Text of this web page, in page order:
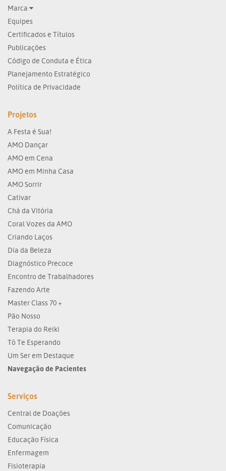
Marca
Equipes
Certificados e Títulos
Publicações
Código de Conduta e Ética
Planejamento Estratégico
Política de Privacidade
Projetos
A Festa é Sua!
AMO Dançar
AMO em Cena
AMO em Minha Casa
AMO Sorrir
Cativar
Chá da Vitória
Coral Vozes da AMO
Criando Laços
Dia da Beleza
Diagnóstico Precoce
Encontro de Trabalhadores
Fazendo Arte
Master Class 70 +
Pão Nosso
Terapia do Reiki
Tô Te Esperando
Um Ser em Destaque
Navegação de Pacientes
Serviços
Central de Doações
Comunicação
Educação Física
Enfermagem
Fisioterapia